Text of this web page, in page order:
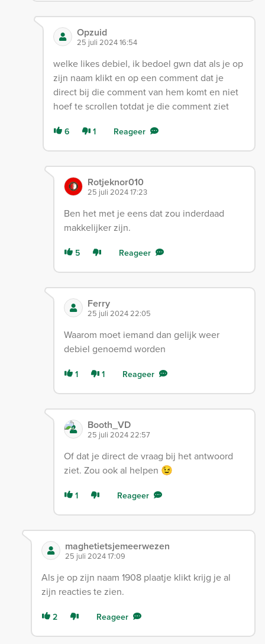
Opzuid
25 juli 2024 16:54
welke likes debiel, ik bedoel gwn dat als je op
zijn naam klikt en op een comment dat je
direct bij die comment van hem komt en niet
hoef te scrollen totdat je die comment ziet
6 1 Reageer
Rotjeknor010
25 juli 2024 17:23
Ben het met je eens dat zou inderdaad
makkelijker zijn.
5 Reageer
Ferry
25 juli 2024 22:05
Waarom moet iemand dan gelijk weer
debiel genoemd worden
1 1 Reageer
Booth_VD
25 juli 2024 22:57
Of dat je direct de vraag bij het antwoord
ziet. Zou ook al helpen 😉
1 Reageer
maghetietsjemeerwezen
25 juli 2024 17:09
Als je op zijn naam 1908 plaatje klikt krijg je al
zijn reacties te zien.
2 Reageer